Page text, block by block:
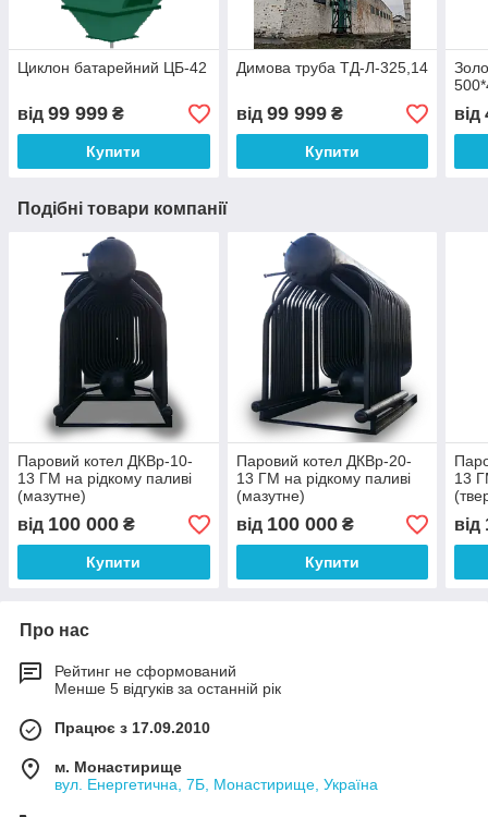
Циклон батарейний ЦБ-42
від 99 999 ₴
Купити
Димова труба ТД-Л-325,14
від 99 999₴
Купити
від
Подібні товари компанії
Паровий котел ДКВр-10-
13 ГМ на рідкому паливі
(мазутне)
від 100 000 ₴
Купити
Паровий котел ДКВр-20-
13 ГМ на рідкому паливі
(мазутне)
від 100 000₴
Купити
13
від
Про нас
Рейтинг не сформований
Менше 5 відгуків за останній рік
Працює з 17.09.2010
м. Монастирище
вул. Енергетична, 7Б, Монастирище, Україна